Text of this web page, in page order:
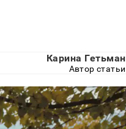
Карина Гетьман
Автор статьи